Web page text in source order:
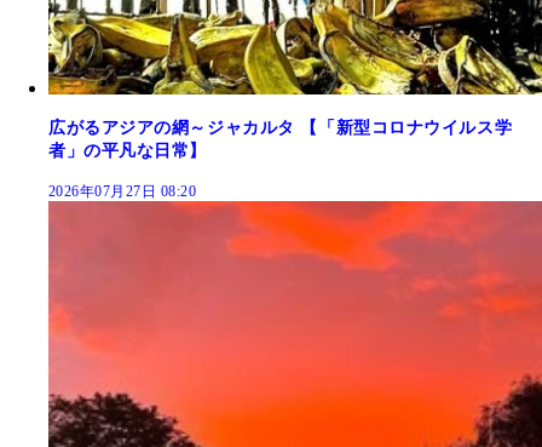
広がるアジアの網～ジャカルタ 【「新型コロナウイルス学
者」の平凡な日常】
2026年07月27日 08:20